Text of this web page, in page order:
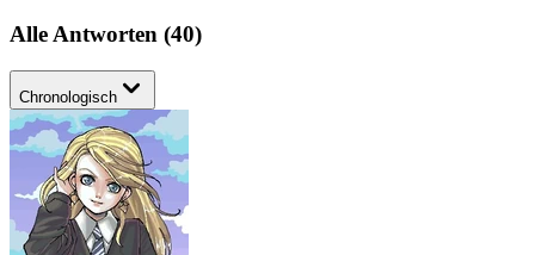
Alle Antworten (40)
Chronologisch